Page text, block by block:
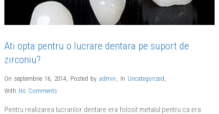
Ati opta pentru o lucrare dentara pe suport de
zirconiu?
On septembrie 16, 2014 Posted by admin In Uncategorized
With No Comments
Pentru reali­za­rea lucrarilor dentare era folosit me­talul pentru ca era